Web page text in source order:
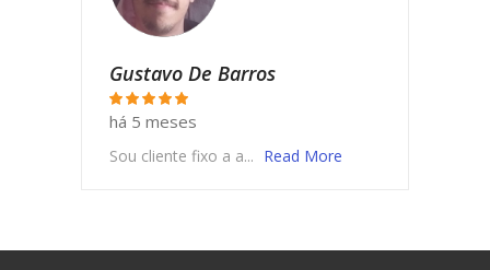
Gustavo De Barros
há 5 meses
Sou cliente fixo a a... Read More